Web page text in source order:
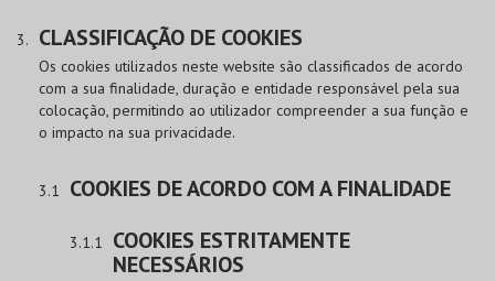
CLASSIFICAÇÃO DE COOKIES
Os cookies utilizados neste website são classificados de acordo
com a sua finalidade, duração e entidade responsável pela sua
colocação, permitindo ao utilizador compreender a sua função e
o impacto na sua privacidade.
COOKIES DE ACORDO COM A FINALIDADE
COOKIES ESTRITAMENTE
NECESSÁRIOS